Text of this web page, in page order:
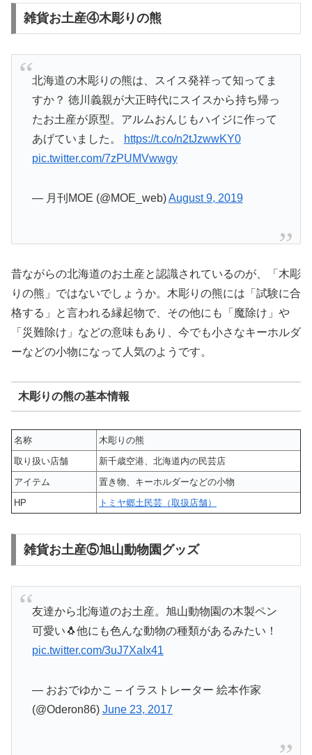
雑貨お土産④木彫りの熊
北海道の木彫りの熊は、スイス発祥って知ってま
すか？ 徳川義親が大正時代にスイスから持ち帰っ
たお土産が原型。アルムおんじもハイジに作って
あげていました。
https://t.co/n2tJzwwKY0
pic.twitter.com/7zPUMVwwgy
— 月刊MOE (@MOE_web)August 9, 2019
昔ながらの北海道のお土産と認識されているのが、「木彫
りの熊」ではないでしょうか。木彫りの熊には「試験に合
格する」と言われる縁起物で、その他にも「魔除け」や
「災難除け」などの意味もあり、今でも小さなキーホルダ
ーなどの小物になって人気のようです。
木彫りの熊の基本情報
名称
木彫りの熊
取り扱い店舗
新千歳空港、北海道内の民芸店
アイテム
置き物、キーホルダーなどの小物
HP
トミヤ郷土民芸（取扱店舗）
雑貨お土産⑤旭山動物園グッズ
友達から北海道のお土産。旭山動物園の木製ペン
可愛い🐧他にも色んな動物の種類があるみたい！
pic.twitter.com/3uJ7XaIx41
— おおでゆかこ – イラストレーター 絵本作家
(@Oderon86) June 23, 2017